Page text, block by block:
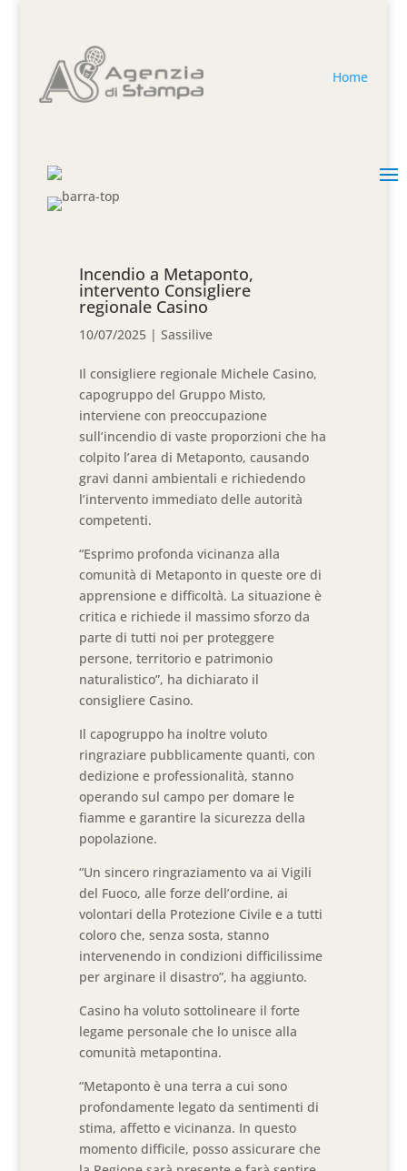
Home
Incendio a Metaponto,
intervento Consigliere
regionale Casino
10/07/2025 |Sassilive
Il consigliere regionale Michele Casino,
capogruppo del Gruppo Misto,
interviene con preoccupazione
sull’incendio di vaste proporzioni che ha
colpito l’area di Metaponto, causando
gravi danni ambientali e richiedendo
l’intervento immediato delle autorità
competenti.
“Esprimo profonda vicinanza alla
comunità di Metaponto in queste ore di
apprensione e difficoltà. La situazione è
critica e richiede il massimo sforzo da
parte di tutti noi per proteggere
persone, territorio e patrimonio
naturalistico”, ha dichiarato il
consigliere Casino.
Il capogruppo ha inoltre voluto
ringraziare pubblicamente quanti, con
dedizione e professionalità, stanno
operando sul campo per domare le
fiamme e garantire la sicurezza della
popolazione.
“Un sincero ringraziamento va ai Vigili
del Fuoco, alle forze dell’ordine, ai
volontari della Protezione Civile e a tutti
coloro che, senza sosta, stanno
intervenendo in condizioni difficilissime
per arginare il disastro”, ha aggiunto.
Casino ha voluto sottolineare il forte
legame personale che lo unisce alla
comunità metapontina.
“Metaponto è una terra a cui sono
profondamente legato da sentimenti di
stima, affetto e vicinanza. In questo
momento difficile, posso assicurare che